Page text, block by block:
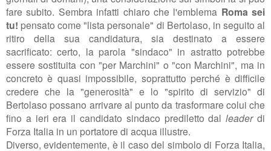
fare subito. Sembra infatti chiaro che l'emblema Roma sei
tu! pensato come "lista personale" di Bertolaso, in seguito al
ritiro della sua candidatura, sia destinato a essere
sacrificato: certo, la parola "sindaco" in astratto potrebbe
essere sostituita con "per Marchini" o "con Marchini", ma in
concreto è quasi impossibile, soprattutto perché è difficile
credere che la "generosità" e lo "spirito di servizio" di
Bertolaso possano arrivare al punto da trasformare colui che
fino a ieri era il candidato sindaco prediletto dalleaderdi
Forza Italia in un portatore di acqua illustre.
Diverso, evidentemente, è il caso del simbolo di Forza Italia,